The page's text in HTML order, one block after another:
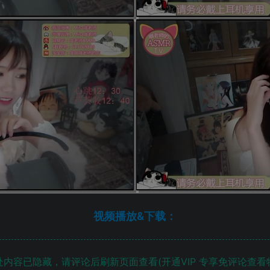
视频播放&下载：
容已隐藏，请评论后刷新页面查看(开通VIP 专享免评论查看